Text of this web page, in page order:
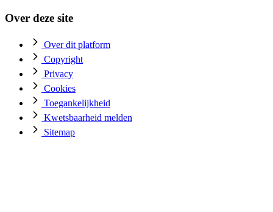
Over deze site
Over dit platform
Copyright
Privacy
Cookies
Toegankelijkheid
Kwetsbaarheid melden
Sitemap